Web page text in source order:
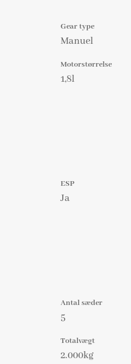
Gear type
Manuel
Motorstørrelse
1,8l
ESP
Ja
Antal sæder
5
Totalvægt
2.000kg